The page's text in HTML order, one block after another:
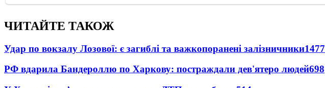
ЧИТАЙТЕ ТАКОЖ
Удар по вокзалу Лозової: є загиблі та важкопоранені залізничники1477
РФ вдарила Бандероллю по Харкову: постраждали дев'ятеро людей698